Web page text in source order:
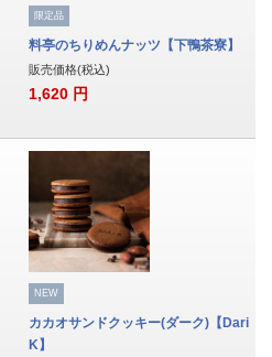
限定品
料亭のちりめんナッツ【下鴨茶寮】
販売価格(税込)
1,620 円
NEW
カカオサンドクッキー(ダーク)【Dari
K】